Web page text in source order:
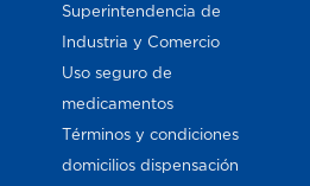
Superintendencia de
Industria y Comercio
Uso seguro de
medicamentos
Términos y condiciones
domicilios dispensación